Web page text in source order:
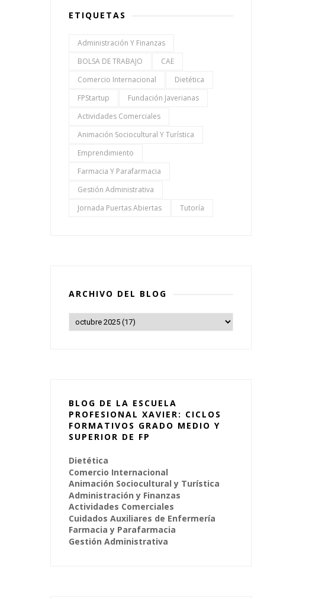
ETIQUETAS
Administración Y Finanzas
BOLSA DE TRABAJO
CAE
Comercio Internacional
Dietética
FPStartup
Fundación Javerianas
Actividades Comerciales
Animación Sociocultural Y Turística
Emprendimiento
Farmacia Y Parafarmacia
Gestión Administrativa
Jornada Puertas Abiertas
Tutoría
ARCHIVO DEL BLOG
BLOG DE LA ESCUELA
PROFESIONAL XAVIER: CICLOS
FORMATIVOS GRADO MEDIO Y
SUPERIOR DE FP
Dietética
Comercio Internacional
Animación Sociocultural y Turística
Administración y Finanzas
Actividades Comerciales
Cuidados Auxiliares de Enfermería
Farmacia y Parafarmacia
Gestión Administrativa